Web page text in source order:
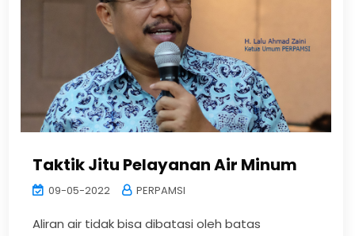
Taktik Jitu Pelayanan Air Minum
09-05-2022 PERPAMSI
Aliran air tidak bisa dibatasi oleh batas